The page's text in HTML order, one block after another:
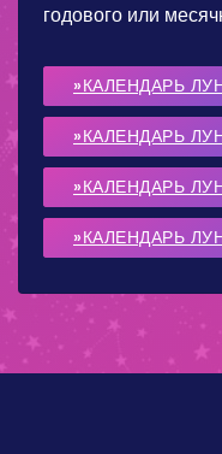
годового или
»КАЛЕНДАРЬ
»КАЛЕНДАРЬ
»КАЛЕНДАРЬ
»КАЛЕНДАРЬ